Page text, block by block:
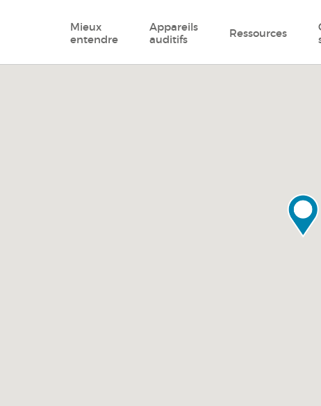
Mieux
entendre
Appareils
auditifs
Ressources